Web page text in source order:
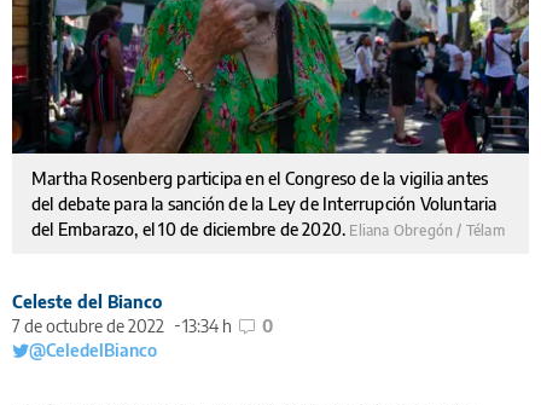
Martha Rosenberg participa en el Congreso de la vigilia antes
del debate para la sanción de la Ley de Interrupción Voluntaria
del Embarazo, el 10 de diciembre de 2020. Eliana Obregón / Télam
Celeste del Bianco
7 de octubre de 2022
13:34 h
0
@CeledelBianco